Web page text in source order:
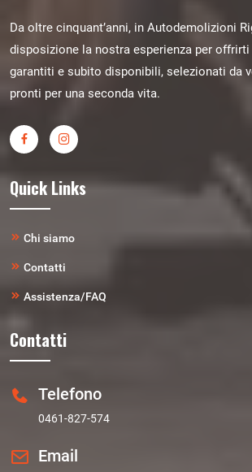
Da oltre cinquant’anni, in Autodemolizioni
disposizione la nostra esperienza per
garantiti e subito disponibili, selezionati da
pronti per una seconda vita.
Quick Links
Chi siamo
Contatti
Assistenza/FAQ
Contatti
Telefono
0461-827-574
Email